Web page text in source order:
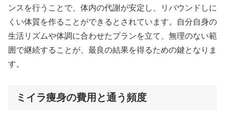
ンスを行うことで、体内の代謝が安定し、リバウンドしに
くい体質を作ることができるとされています。自分自身の
生活リズムや体調に合わせたプランを立て、無理のない範
囲で継続することが、最良の結果を得るための鍵となりま
す。
ミイラ痩身の費用と通う頻度